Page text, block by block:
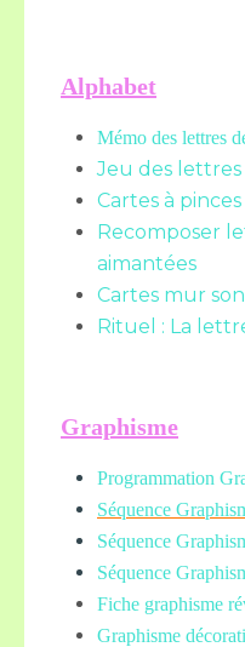
Alphabet
Mémo des lettres
Jeu des
Cartes à
Recomposer
aimantées
Cartes mur
Rituel : La
Graphisme
Programmation
Séquence
Séquence
Séquence
Fiche graphisme
Graphisme